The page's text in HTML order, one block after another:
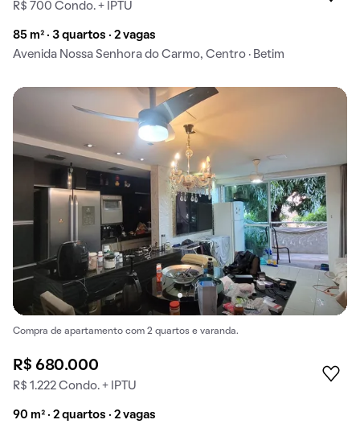
R$ 700 Condo. + IPTU
85 m² · 3 quartos · 2 vagas
Avenida Nossa Senhora do Carmo, Centro · Betim
Compra de apartamento com 2 quartos e varanda.
R$ 680.000
R$ 1.222 Condo. + IPTU
90 m² · 2 quartos · 2 vagas